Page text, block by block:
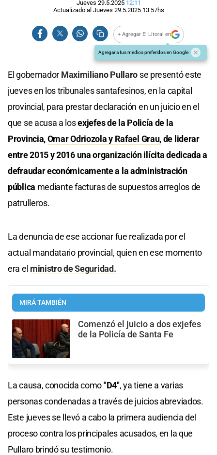
Jueves 29.5.2025 12:11
Actualizado al Jueves 29.5.2025 13:57hs
+ Agregar El Litoral en
Agregar a tus medios preferidos en Google
El gobernador Maximiliano Pullaro se presentó este
jueves en los tribunales santafesinos, en la capital
provincial, para prestar declaración en un juicio en el
que se acusa a losexjefes de la Policía de la
Provincia,Omar Odriozola y Rafael Grau,de liderar
entre 2015 y 2016 una organización ilícita dedicada a
defraudar económicamente a la administración
pública mediante facturas de supuestos arreglos de
patrulleros.
La denuncia de ese accionar fue realizada por el
actual mandatario provincial, quien en ese momento
era el ministro de Seguridad.
MIRÁ TAMBIÉN
Comenzó el juicio a dos exjefes
de la Policía de Santa Fe
La causa, conocida como"D4", ya tiene a varias
personas condenadas a través de juicios abreviados.
Este jueves se llevó a cabo la primera audiencia del
proceso contra los principales acusados, en la que
Pullaro brindó su testimonio.